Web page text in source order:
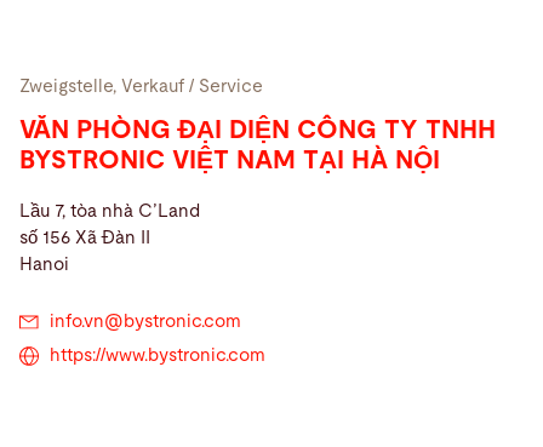
Zweigstelle, Verkauf / Service
VĂN PHÒNG ĐẠI DIỆN CÔNG TY TNHH
BYSTRONIC VIỆT NAM TẠI HÀ NỘI
Lầu 7, tòa nhà C’Land
số 156 Xã Đàn II
Hanoi
info.vn@ bystronic.com
https://www.bystronic.com